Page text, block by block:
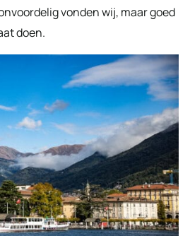
vonden wij, maar goed
doen.